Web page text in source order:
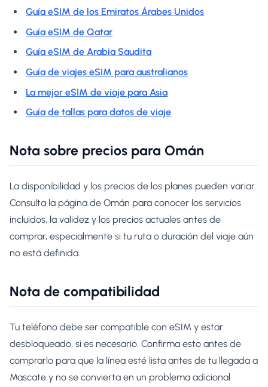
Guía eSIM de los Emiratos Árabes Unidos
Guía eSIM de Qatar
Guía eSIM de Arabia Saudita
Guía de viajes eSIM para australianos
La mejor eSIM de viaje para Asia
Guía de tallas para datos de viaje
Nota sobre precios para Omán
La disponibilidad y los precios de los planes pueden variar.
Consulta la página de Omán para conocer los servicios
incluidos, la validez y los precios actuales antes de
comprar, especialmente si tu ruta o duración del viaje aún
no está definida.
Nota de compatibilidad
Tu teléfono debe ser compatible con eSIM y estar
desbloqueado, si es necesario. Confirma esto antes de
comprarlo para que la línea esté lista antes de tu llegada a
Mascate y no se convierta en un problema adicional